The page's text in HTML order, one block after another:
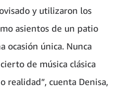
y utilizaron los
asientos de un patio
ocasión única. Nunca
de música clásica
realidad”, cuenta Denisa,